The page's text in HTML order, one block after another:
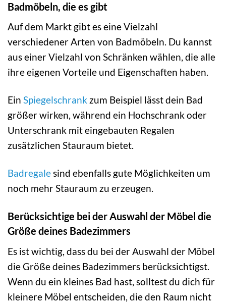
Badmöbeln, die es gibt
Auf dem Markt gibt es eine Vielzahl
verschiedener Arten von Badmöbeln. Du kannst
aus einer Vielzahl von Schränken wählen, die alle
ihre eigenen Vorteile und Eigenschaften haben.
Ein Spiegelschrank zum Beispiel lässt dein Bad
größer wirken, während ein Hochschrank oder
Unterschrank mit eingebauten Regalen
zusätzlichen Stauraum bietet.
Badregalesind ebenfalls gute Möglichkeiten um
noch mehr Stauraum zu erzeugen.
Berücksichtige bei der Auswahl der Möbel die
Größe deines Badezimmers
Es ist wichtig, dass du bei der Auswahl der Möbel
die Größe deines Badezimmers berücksichtigst.
Wenn du ein kleines Bad hast, solltest du dich für
kleinere Möbel entscheiden, die den Raum nicht